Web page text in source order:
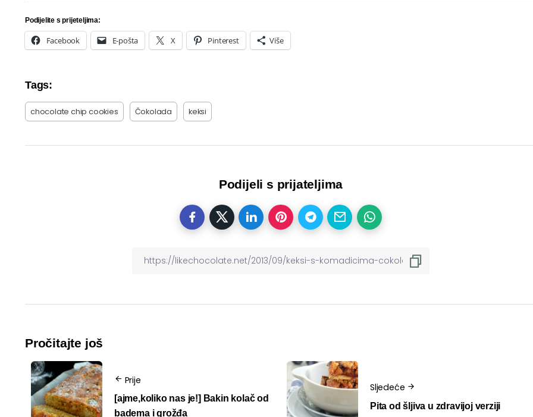
Podijelite s prijeteljima:
Facebook E-pošta X Pinterest Više
Tags:
chocolate chip cookies Čokolada keksi
Podijeli s prijateljima
Pročitajte još
Prije
[ajme,koliko nas je!] Bakin kolač od
badema i grožđa
Sljedeće
Pita od šljiva u zdravijoj verziji